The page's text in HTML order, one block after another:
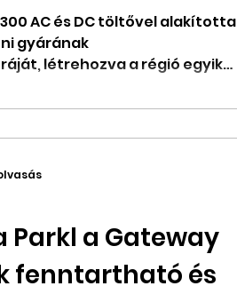
a BMW
gyáránál
AC és DC töltővel alakította
gyárának
létrehozva a régió egyik
Parkl a Gateway
fenntartható és